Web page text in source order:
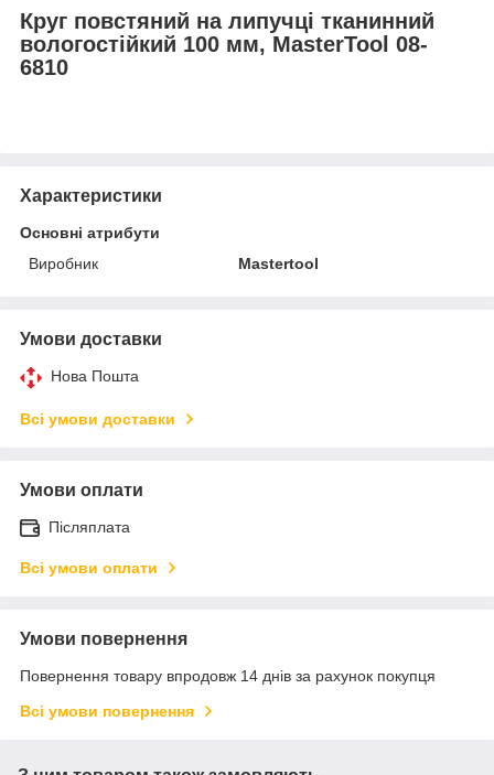
Круг повстяний на липучці тканинний
вологостійкий 100 мм, MasterTool 08-
6810
Характеристики
Основні атрибути
Виробник
Mastertool
Умови доставки
Нова Пошта
Всі умови доставки
Умови оплати
Післяплата
Всі умови оплати
Умови повернення
Повернення товару впродовж 14 днів за рахунок покупця
Всі умови повернення